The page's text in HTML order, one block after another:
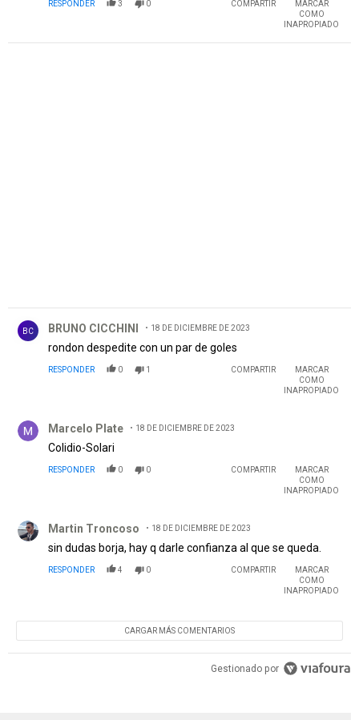
RESPONDER 3 0 COMPARTIR
MARCAR
COMO
INAPROPIADO
BC BRUNO CICCHINI 18 DE DICIEMBRE DE 2023
rondon despedite con un par de goles
RESPONDER 0 1 COMPARTIR
MARCAR
COMO
INAPROPIADO
Marcelo Plate 18 DE DICIEMBRE DE 2023
Colidio-Solari
RESPONDER 0 0 COMPARTIR
MARCAR
COMO
INAPROPIADO
Martin Troncoso 18 DE DICIEMBRE DE 2023
sin dudas borja, hay q darle confianza al que se queda.
RESPONDER 4 0 COMPARTIR
MARCAR
COMO
INAPROPIADO
CARGAR MÁS COMENTARIOS
Gestionado por